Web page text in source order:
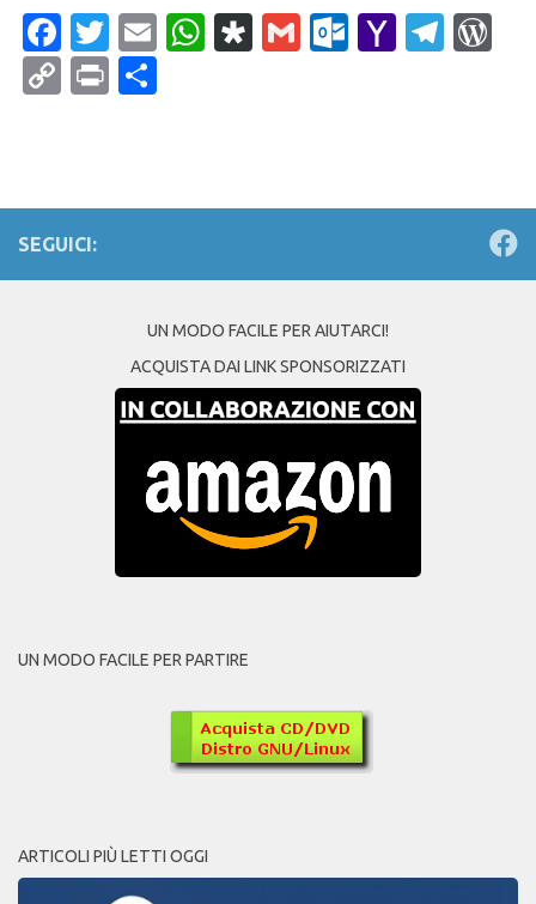
Facebook
Twitter
EmailWhatsApp
Diaspora
Gmail Yahoo
CopyPrint
SEGUICI:
UN MODO FACILE PER AIUTARCI!
ACQUISTA DAI LINK SPONSORIZZATI
UN MODO FACILE PER PARTIRE
ARTICOLI PIÙ LETTI OGGI